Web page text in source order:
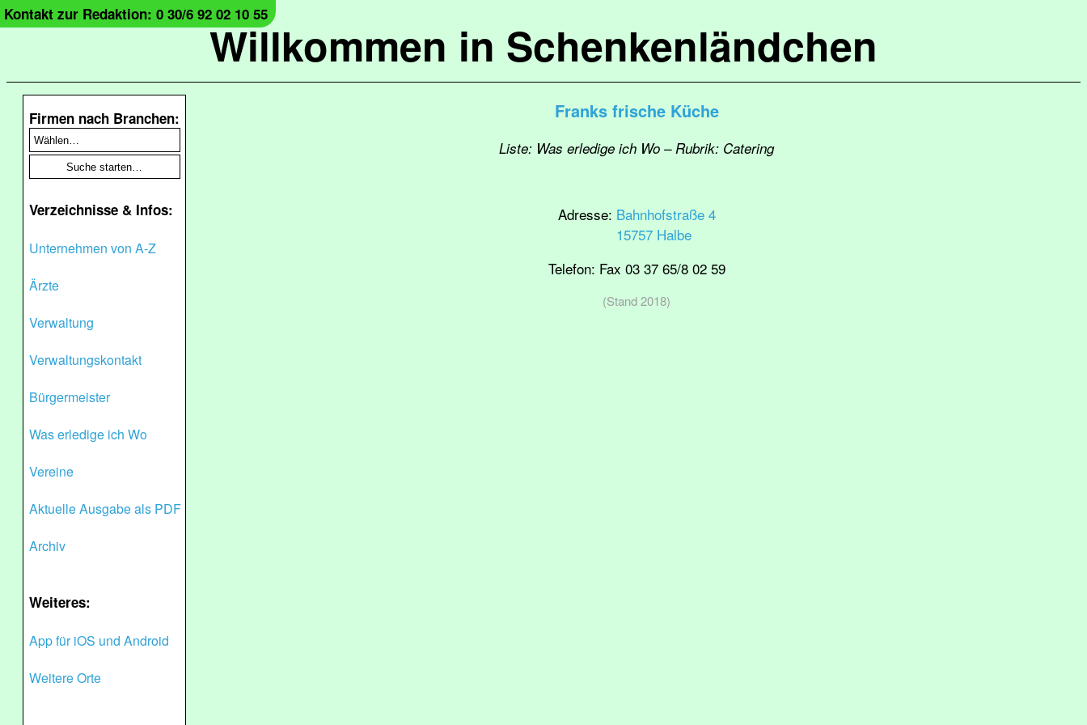
Willkommen in Schenkenländchen
Kontakt zur Redaktion: 0 30/6 92 02 10 55
Firmen nach Branchen:
Verzeichnisse & Infos:
Unternehmen von A-Z
Ärzte
Verwaltung
Verwaltungskontakt
Bürgermeister
Was erledige ich Wo
Vereine
Aktuelle Ausgabe als PDF
Archiv
Weiteres:
App für iOS und Android
Weitere Orte
Franks frische Küche
Liste: Was erledige ich Wo – Rubrik: Catering
Adresse: Bahnhofstraße 4
15757 Halbe
Telefon: Fax 03 37 65/8 02 59
(Stand 2018)